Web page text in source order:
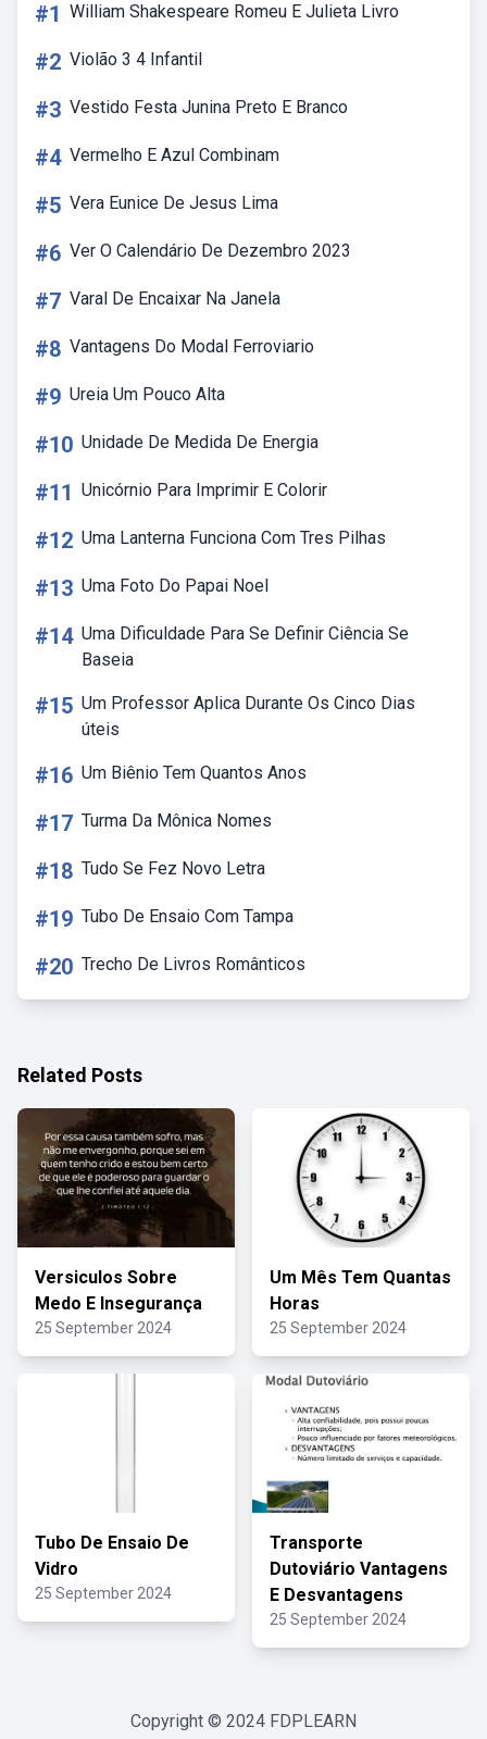
#1 William Shakespeare Romeu E Julieta Livro
#2 Violão 3 4 Infantil
#3 Vestido Festa Junina Preto E Branco
#4 Vermelho E Azul Combinam
#5 Vera Eunice De Jesus Lima
#6 Ver O Calendário De Dezembro 2023
#7 Varal De Encaixar Na Janela
#8 Vantagens Do Modal Ferroviario
#9 Ureia Um Pouco Alta
#10 Unidade De Medida De Energia
#11 Unicórnio Para Imprimir E Colorir
#12 Uma Lanterna Funciona Com Tres Pilhas
#13 Uma Foto Do Papai Noel
#14 Uma Dificuldade Para Se Definir Ciência Se
Baseia
#15 Um Professor Aplica Durante Os Cinco Dias
úteis
#16 Um Biênio Tem Quantos Anos
#17 Turma Da Mônica Nomes
#18 Tudo Se Fez Novo Letra
#19 Tubo De Ensaio Com Tampa
#20 Trecho De Livros Românticos
Related Posts
Versiculos Sobre
Medo E Insegurança
25 September 2024
Um Mês Tem Quantas
Horas
25 September 2024
Tubo De Ensaio De
Vidro
25 September 2024
Transporte
Dutoviário Vantagens
E Desvantagens
25 September 2024
Copyright © 2024 FDPLEARN